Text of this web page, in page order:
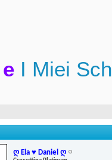
e I Miei
ღ Ela ♥ Daniel ღ